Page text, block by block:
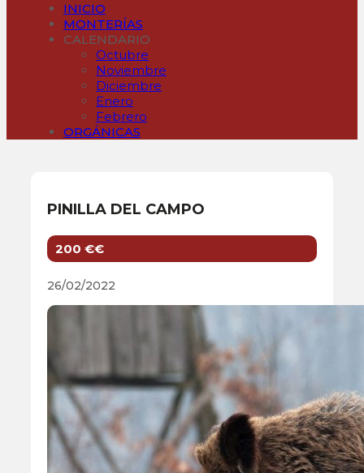
INICIO
MONTERÍAS
CALENDARIO
Octubre
Noviembre
Diciembre
Enero
Febrero
ORGÁNICAS
PINILLA DEL CAMPO
200 €€
26/02/2022